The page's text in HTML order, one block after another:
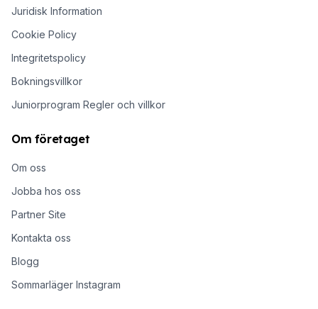
Juridisk Information
Cookie Policy
Integritetspolicy
Bokningsvillkor
Juniorprogram Regler och villkor
Om företaget
Om oss
Jobba hos oss
Partner Site
Kontakta oss
Blogg
Sommarläger Instagram